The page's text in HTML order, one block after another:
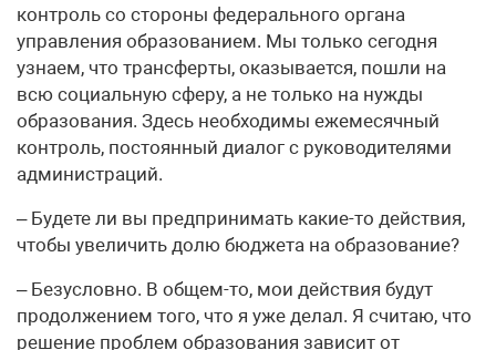
контроль со стороны федерального органа
управления образованием. Мы только сегодня
узнаем, что трансферты, оказывается, пошли на
всю социальную сферу, а не только на нужды
образования. Здесь необходимы ежемесячный
контроль, постоянный диалог с руководителями
администраций.
– Будете ли вы предпринимать какие-то действия,
чтобы увеличить долю бюджета на образование?
– Безусловно. В общем-то, мои действия будут
продолжением того, что я уже делал. Я считаю, что
решение проблем образования зависит от